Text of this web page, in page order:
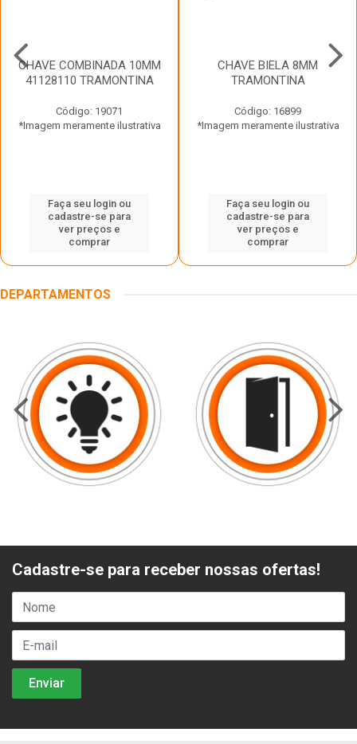
CHAVE COMBINADA 10MM
41128110 TRAMONTINA
Código: 19071
*Imagem meramente ilustrativa
Faça seu login ou
cadastre-se para
ver preços e
comprar
CHAVE BIELA 8MM
TRAMONTINA
Código: 16899
*Imagem meramente ilustrativa
Faça seu login ou
cadastre-se para
ver preços e
comprar
DEPARTAMENTOS
Cadastre-se para receber nossas ofertas!